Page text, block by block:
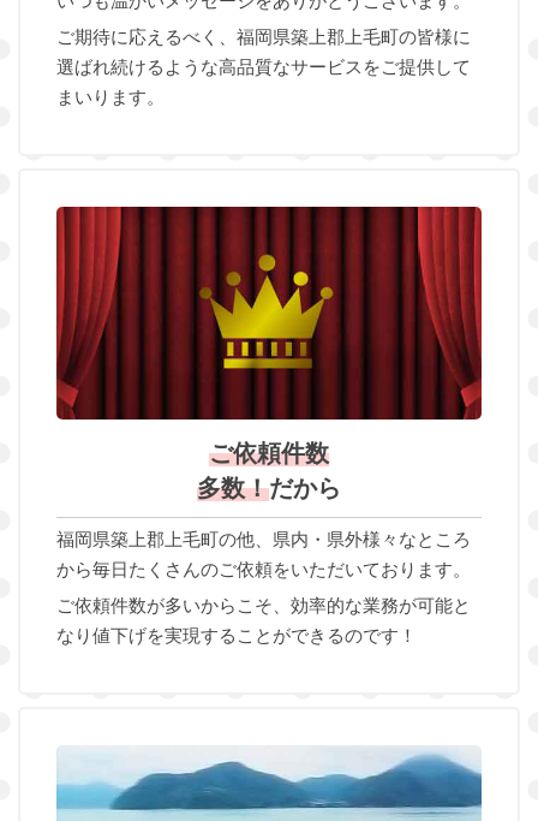
ご期待に応えるべく、福岡県築上郡上毛町の皆様に
選ばれ続けるような高品質なサービスをご提供して
まいります。
ご依頼件数
多数！だから
福岡県築上郡上毛町の他、県内・県外様々なところ
から毎日たくさんのご依頼をいただいております。
ご依頼件数が多いからこそ、効率的な業務が可能と
なり値下げを実現することができるのです！